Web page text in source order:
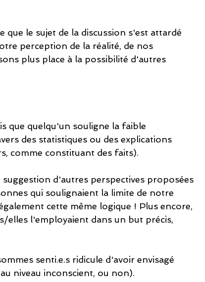
que le sujet de la discussion s'est attardé
perception de la réalité, de nos
plus place à la possibilité d'autres
que quelqu'un souligne la faible
des statistiques ou des explications
comme constituant des faits).
d'autres perspectives proposées
qui soulignaient la limite de notre
cette même logique ! Plus encore,
elles l'employaient dans un but précis,
senti.e.s ridicule d'avoir envisagé
niveau inconscient, ou non).